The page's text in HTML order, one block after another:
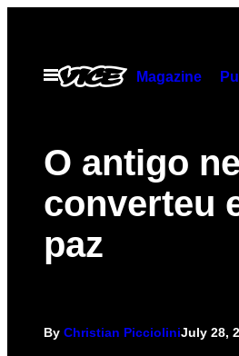
contentOpen
Menu
Magazine
O antigo
converteu
paz
By Christian PiccioliniJuly 28,